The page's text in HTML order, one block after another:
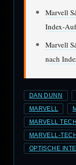
Marvell
Index-
Marvell
nach
DAN DUNN
MARVELL
MARVELL
MARVELL-
OPTISCHE